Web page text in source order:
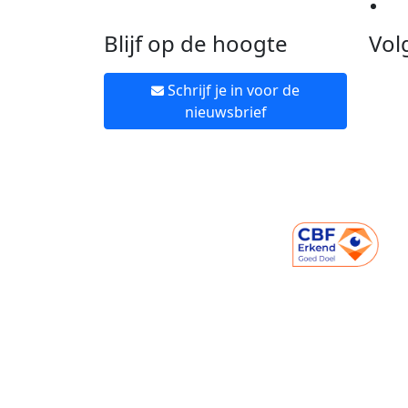
Blijf op de hoogte
Schrijf je in voor de
nieuwsbrief